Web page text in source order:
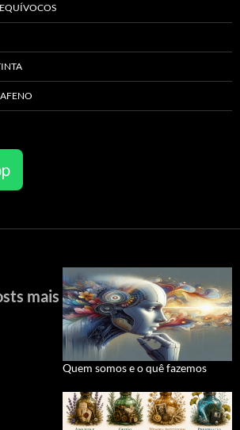
mais
Quem somos e o quê fazemos